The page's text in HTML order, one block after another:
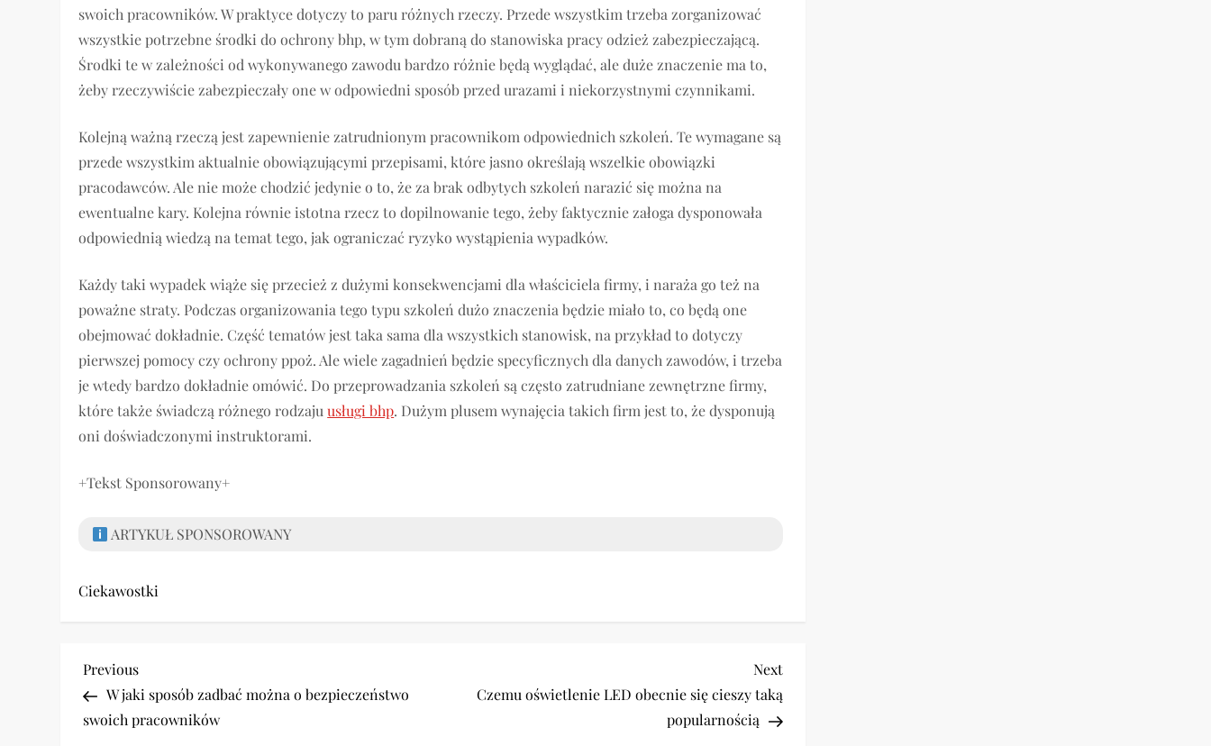
swoich pracowników. W praktyce dotyczy to paru różnych rzeczy. Przede wszystkim trzeba zorganizować
wszystkie potrzebne środki do ochrony bhp, w tym dobraną do stanowiska pracy odzież zabezpieczającą.
Środki te w zależności od wykonywanego zawodu bardzo różnie będą wyglądać, ale duże znaczenie ma to,
żeby rzeczywiście zabezpieczały one w odpowiedni sposób przed urazami i niekorzystnymi czynnikami.
Kolejną ważną rzeczą jest zapewnienie zatrudnionym pracownikom odpowiednich szkoleń. Te wymagane są
przede wszystkim aktualnie obowiązującymi przepisami, które jasno określają wszelkie obowiązki
pracodawców. Ale nie może chodzić jedynie o to, że za brak odbytych szkoleń narazić się można na
ewentualne kary. Kolejna równie istotna rzecz to dopilnowanie tego, żeby faktycznie załoga dysponowała
odpowiednią wiedzą na temat tego, jak ograniczać ryzyko wystąpienia wypadków.
Każdy taki wypadek wiąże się przecież z dużymi konsekwencjami dla właściciela firmy, i naraża go też na
poważne straty. Podczas organizowania tego typu szkoleń dużo znaczenia będzie miało to, co będą one
obejmować dokładnie. Część tematów jest taka sama dla wszystkich stanowisk, na przykład to dotyczy
pierwszej pomocy czy ochrony ppoż. Ale wiele zagadnień będzie specyficznych dla danych zawodów, i trzeba
je wtedy bardzo dokładnie omówić. Do przeprowadzania szkoleń są często zatrudniane zewnętrzne firmy,
które także świadczą różnego rodzajuusługi bhp. Dużym plusem wynajęcia takich firm jest to, że dysponują
oni doświadczonymi instruktorami.
+Tekst Sponsorowany+
ARTYKUŁ SPONSOROWANY
Ciekawostki
N
a
Previous
Post
Previous
W jaki sposób zadbać można o bezpieczeństwo
swoich pracowników
Next
Post
Next
Czemu oświetlenie LED obecnie się cieszy taką
popularnością